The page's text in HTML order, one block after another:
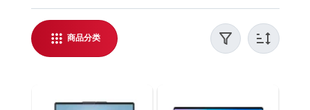
千纸鹤日淘，专业日本海淘平台，专注日本电脑/周
边设备代购。提供日本乐天代购服务，支持实时汇
率结算，让购物更透明。无论是购买日本电脑/周边
设备，还是获取最新日本电脑/周边设备海淘资讯，
跨境购物更省心、更放心。
商品分类